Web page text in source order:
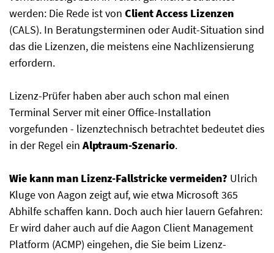
werden: Die Rede ist von Client Access Lizenzen
(CALS). In Beratungsterminen oder Audit-Situation sind
das die Lizenzen, die meistens eine Nachlizensierung
erfordern.
Lizenz-Prüfer haben aber auch schon mal einen
Terminal Server mit einer Office-Installation
vorgefunden - lizenztechnisch betrachtet bedeutet dies
in der Regel ein Alptraum-Szenario.
Wie kann man Lizenz-Fallstricke vermeiden? Ulrich
Kluge von Aagon zeigt auf, wie etwa Microsoft 365
Abhilfe schaffen kann. Doch auch hier lauern Gefahren:
Er wird daher auch auf die Aagon Client Management
Platform (ACMP) eingehen, die Sie beim Lizenz-